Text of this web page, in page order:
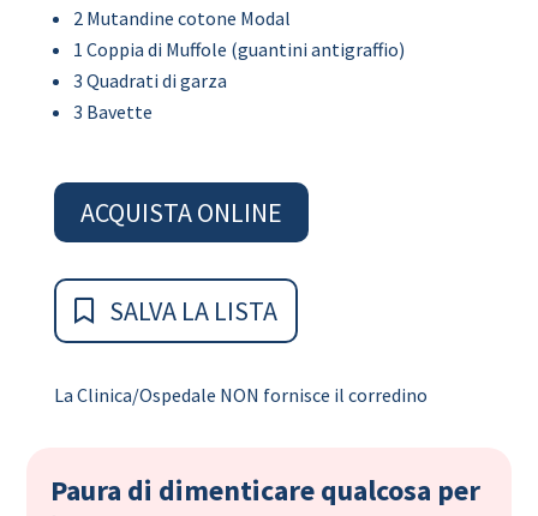
2 Mutandine cotone Modal
1 Coppia di Muffole (guantini antigraffio)
3 Quadrati di garza
3 Bavette
ACQUISTA ONLINE
SALVA LA LISTA
La Clinica/Ospedale NON fornisce il corredino
Paura di dimenticare qualcosa per